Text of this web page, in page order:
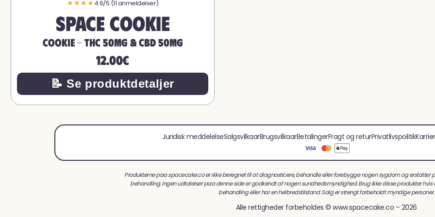
★★★★4.6/5 (11 anmeldelser)
Space Cookie
COOKIE - THC 50MG & CBD 50MG
12.00€
📝 Se produktdetaljer
Juridisk meddelelseSalgsvilkaarBrugsvilkaarBetalingerFragt og returPrivatlivspolitik
Produkterne paa spacecake.co er ikke beregnet til at diagnosticere, behandle eller forebygge nogen sygdom og erstatter
behandling. Ingen udtalelser paa denne side er godkendt af nogen sundhedsmyndighed. Brug ikke disse produkter hvis
behandling eller har en helbredstilstand. Salg er strengt forbeholdt myndige personer.
Alle rettigheder forbeholdes © www.spacecake.co – 2026